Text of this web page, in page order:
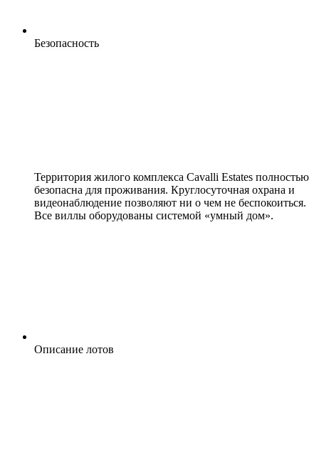
Безопасность
Территория жилого комплекса Cavalli Estates полностью
безопасна для проживания. Круглосуточная охрана и
видеонаблюдение позволяют ни о чем не беспокоиться.
Все виллы оборудованы системой «умный дом».
Описание лотов